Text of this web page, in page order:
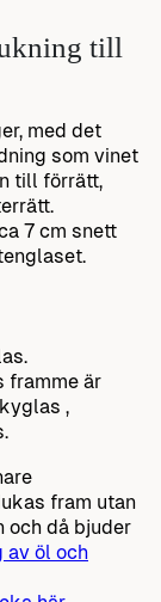
till
med det
som vinet
till förrätt,
7 cm snett
framme är
,
fram utan
och då bjuder
av öl och